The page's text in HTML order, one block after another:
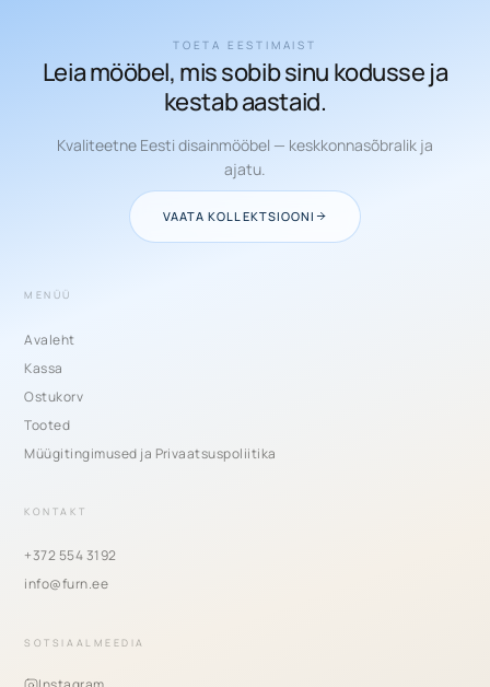
TOETA EESTIMAIST
Leia mööbel, mis sobib sinu kodusse ja
kestab aastaid.
Kvaliteetne Eesti disainmööbel — keskkonnasõbralik ja
ajatu.
VAATA KOLLEKTSIOONI
MENÜÜ
Avaleht
Kassa
Ostukorv
Tooted
Müügitingimused ja Privaatsuspoliitika
KONTAKT
+372 554 3192
info@furn.ee
SOTSIAALMEEDIA